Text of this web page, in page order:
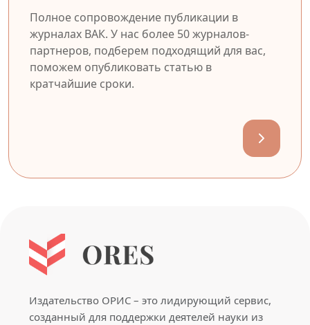
Полное сопровождение публикации в
журналах ВАК. У нас более 50 журналов-
партнеров, подберем подходящий для вас,
поможем опубликовать статью в
кратчайшие сроки.
Издательство ОРИС – это лидирующий сервис,
созданный для поддержки деятелей науки из